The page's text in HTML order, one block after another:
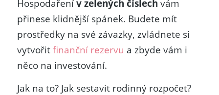
Hospodařenív zelených číslech vám
přinese klidnější spánek. Budete mít
prostředky na své závazky, zvládnete si
vytvořitfinanční rezervu a zbyde vám i
něco na investování.
Jak na to? Jak sestavit rodinný rozpočet?